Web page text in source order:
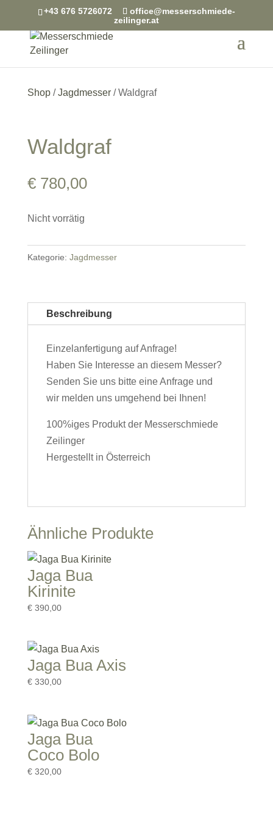
+43 676 5726072
office@messerschmiede-
zeilinger.at
Shop/Jagdmesser/ Waldgraf
Waldgraf
€780,00
Nicht vorrätig
Kategorie: Jagdmesser
Beschreibung
Einzelanfertigung auf Anfrage!
Haben Sie Interesse an diesem Messer?
Senden Sie uns bitte eine Anfrage und
wir melden uns umgehend bei Ihnen!
100%iges Produkt der Messerschmiede
Zeilinger
Hergestellt in Österreich
Ähnliche Produkte
Jaga Bua
Kirinite
€390,00
Jaga Bua Axis
€330,00
Jaga Bua
Coco Bolo
€320,00